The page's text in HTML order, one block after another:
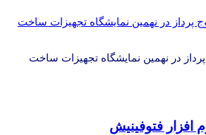
در نهمین نمایشگاه تجهیزات ساخت
افزار فتوفینیش